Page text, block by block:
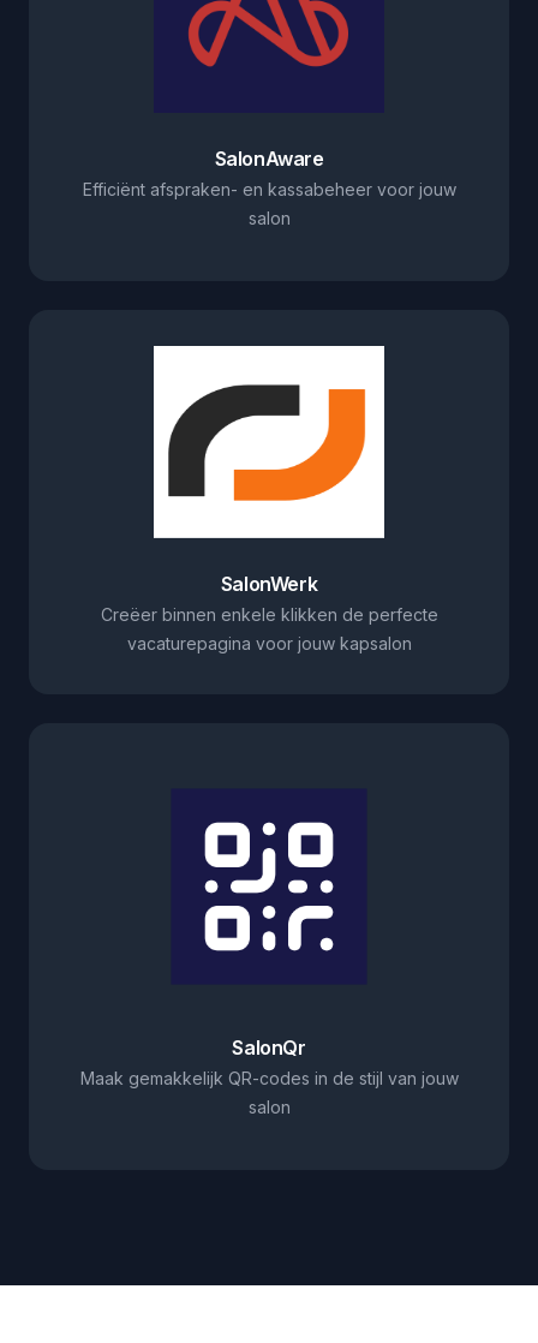
SalonAware
Efficiënt afspraken- en kassabeheer voor jouw
salon
SalonWerk
Creëer binnen enkele klikken de perfecte
vacaturepagina voor jouw kapsalon
SalonQr
Maak gemakkelijk QR-codes in de stijl van jouw
salon